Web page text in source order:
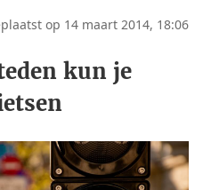
op 14 maart 2014, 18:06
kun je